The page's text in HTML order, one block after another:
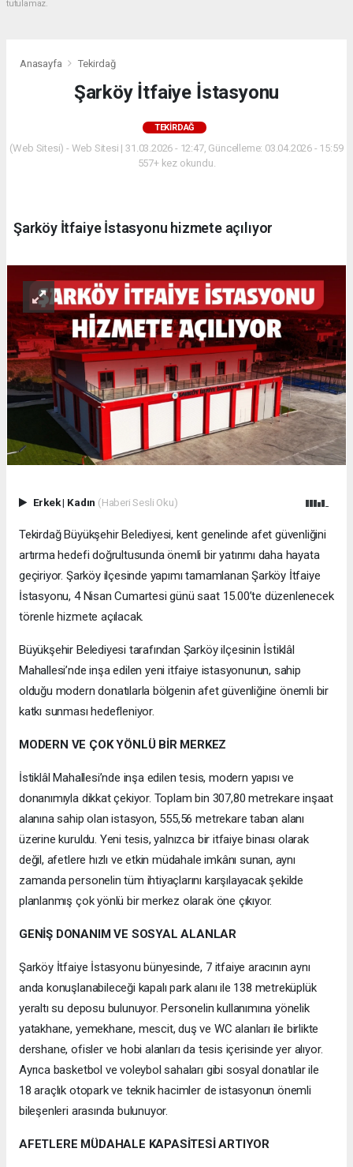
tutulamaz.
Anasayfa Tekirdağ
Şarköy İtfaiye İstasyonu
TEKIRDAĞ
(Web Sitesi) - Web Sitesi | 31.03.2026 - 12:47, Güncelleme: 03.04.2026 - 15:59
557+ kez okundu.
Şarköy İtfaiye İstasyonu hizmete açılıyor
Erkek| Kadın (Haberi Sesli Oku)
Tekirdağ Büyükşehir Belediyesi, kent genelinde afet güvenliğini
artırma hedefi doğrultusunda önemli bir yatırımı daha hayata
geçiriyor. Şarköy ilçesinde yapımı tamamlanan Şarköy İtfaiye
İstasyonu, 4 Nisan Cumartesi günü saat 15.00’te düzenlenecek
törenle hizmete açılacak.
Büyükşehir Belediyesi tarafından Şarköy ilçesinin İstiklâl
Mahallesi’nde inşa edilen yeni itfaiye istasyonunun, sahip
olduğu modern donatılarla bölgenin afet güvenliğine önemli bir
katkı sunması hedefleniyor.
MODERN VE ÇOK YÖNLÜ BİR MERKEZ
İstiklâl Mahallesi’nde inşa edilen tesis, modern yapısı ve
donanımıyla dikkat çekiyor. Toplam bin 307,80 metrekare inşaat
alanına sahip olan istasyon, 555,56 metrekare taban alanı
üzerine kuruldu. Yeni tesis, yalnızca bir itfaiye binası olarak
değil, afetlere hızlı ve etkin müdahale imkânı sunan, aynı
zamanda personelin tüm ihtiyaçlarını karşılayacak şekilde
planlanmış çok yönlü bir merkez olarak öne çıkıyor.
GENİŞ DONANIM VE SOSYAL ALANLAR
Şarköy İtfaiye İstasyonu bünyesinde, 7 itfaiye aracının aynı
anda konuşlanabileceği kapalı park alanı ile 138 metreküplük
yeraltı su deposu bulunuyor. Personelin kullanımına yönelik
yatakhane, yemekhane, mescit, duş ve WC alanları ile birlikte
dershane, ofisler ve hobi alanları da tesis içerisinde yer alıyor.
Ayrıca basketbol ve voleybol sahaları gibi sosyal donatılar ile
18 araçlık otopark ve teknik hacimler de istasyonun önemli
bileşenleri arasında bulunuyor.
AFETLERE MÜDAHALE KAPASİTESİ ARTIYOR